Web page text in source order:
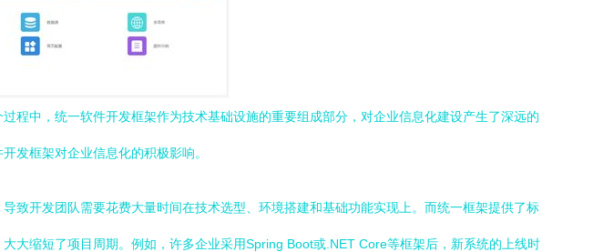
程中，统一软件开发框架作为技术基础设施的重要组成部分，对企业信息化建设产生了深远的
发框架对企业信息化的积极影响。
致开发团队需要花费大量时间在技术选型、环境搭建和基础功能实现上。而统一框架提供了标
大缩短了项目周期。例如，许多企业采用Spring Boot或.NET Core等框架后，新系统的上线时